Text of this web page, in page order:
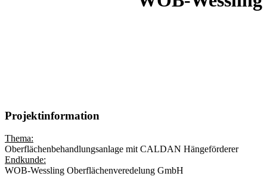
Projektinformation
Thema:
Oberflächenbehandlungsanlage mit CALDAN Hängeförderer
Endkunde:
WOB-Wessling Oberflächenveredelung GmbH